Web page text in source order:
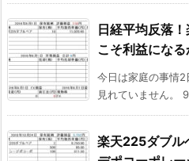
日経平均反落
こそ利益になる
今日は家庭の事情
見れていません。
楽天225ダブル